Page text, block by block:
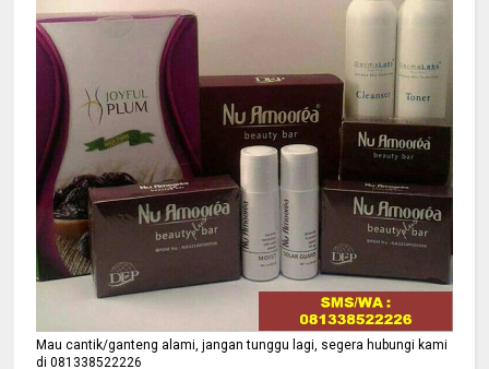
Mau cantik/ganteng alami, jangan tunggu lagi, segera hubungi kami
di 081338522226